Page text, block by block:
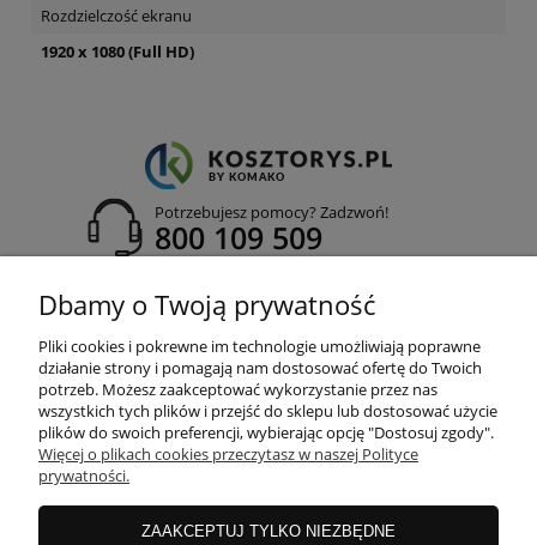
Rozdzielczość ekranu
1920 x 1080 (Full HD)
Potrzebujesz pomocy? Zadzwoń!
800 109 509
ul. Dywizjonu 303 nr 23, 80-462 Gdańsk
INFORMACJE
MOJE KONTO
Dbamy o Twoją prywatność
Pliki cookies i pokrewne im technologie umożliwiają poprawne
działanie strony i pomagają nam dostosować ofertę do Twoich
potrzeb. Możesz zaakceptować wykorzystanie przez nas
wszystkich tych plików i przejść do sklepu lub dostosować użycie
plików do swoich preferencji, wybierając opcję "Dostosuj zgody".
Więcej o plikach cookies przeczytasz w naszej Polityce
prywatności.
ZAAKCEPTUJ TYLKO NIEZBĘDNE